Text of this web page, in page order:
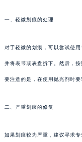
一、轻微划痕的处理
对于轻微的划痕，可以尝试使
并将表带或表盘拆下。然后，
要注意的是，在使用抛光剂时
二、严重划痕的修复
如果划痕较为严重，建议寻求